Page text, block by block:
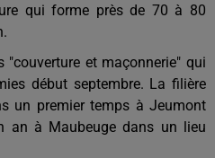
qui forme près de 70 à 80
"couverture et maçonnerie" qui
début septembre. La filière
un premier temps à Jeumont
an à Maubeuge dans un lieu